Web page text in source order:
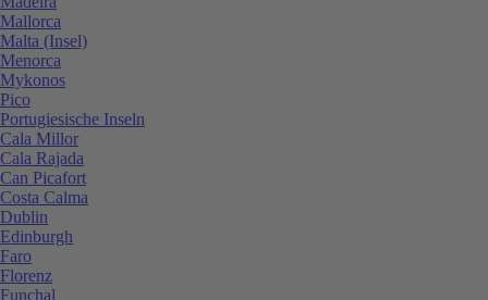
Mallorca
Malta (Insel)
Menorca
Mykonos
Pico
Portugiesische Inseln
Cala Millor
Cala Rajada
Can Picafort
Costa Calma
Dublin
Edinburgh
Faro
Florenz
Funchal